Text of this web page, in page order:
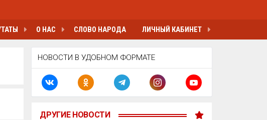
О НАС СЛОВО НАРОДА ЛИЧНЫЙ КАБИНЕТ
НОВОСТИ В УДОБНОМ ФОРМАТЕ
ДРУГИЕ НОВОСТИ